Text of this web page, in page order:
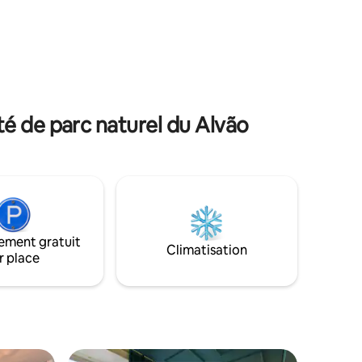
de parc naturel du Alvão
gratuit
place
Climatisation